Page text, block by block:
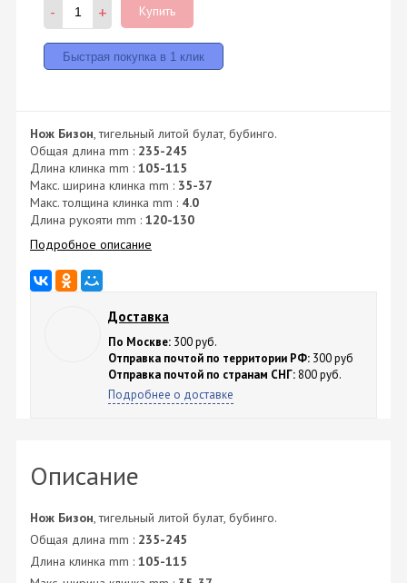
- + Купить
Нож Бизон, тигельный литой булат, бубинго.
Общая длина mm : 235-245
Длина клинка mm : 105-115
Макс. ширина клинка mm : 35-37
Макс. толщина клинка mm : 4.0
Длина рукояти mm : 120-130
Подробное описание
Доставка
По Москве: 300 руб.
Отправка почтой по территории РФ: 300 руб
Отправка почтой по странам СНГ: 800 руб.
Подробнее о доставке
Описание
Нож Бизон, тигельный литой булат, бубинго.
Общая длина mm : 235-245
Длина клинка mm : 105-115